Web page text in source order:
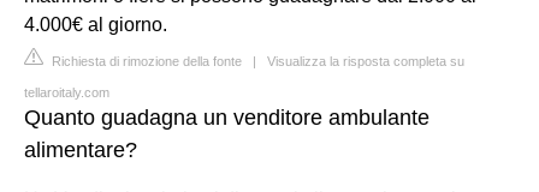
4.000€ al giorno.
Richiesta di rimozione della fonte | Visualizza la risposta completa su
tellaroitaly.com
Quanto guadagna un venditore ambulante
alimentare?